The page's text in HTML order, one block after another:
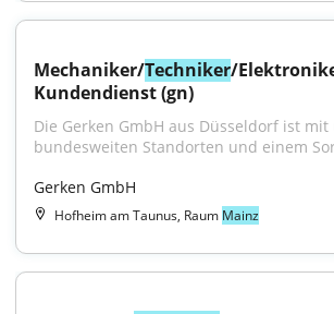
Mechaniker/Techniker/
Kundendienst (gn)
Die Gerken GmbH aus Düsseldorf ist
bundesweiten Standorten und einem
Gerken GmbH
Hofheim am Taunus, Raum Mainz